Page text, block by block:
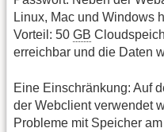
Linux, Mac und Windows
Vorteil: 50 GB
erreichbar und die Daten
Eine Einschränkung: Auf
der Webclient verwendet
Probleme mit Speicher